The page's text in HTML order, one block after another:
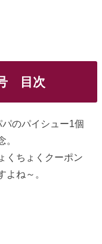
目次
のパイシュー1個
くちょくクーポン
よね～。